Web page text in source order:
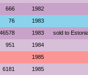
666 1982
76 1983
1983 sold to
951 1984
1985
6181 1985